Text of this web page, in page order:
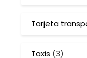
Tarjeta
Taxis (3)